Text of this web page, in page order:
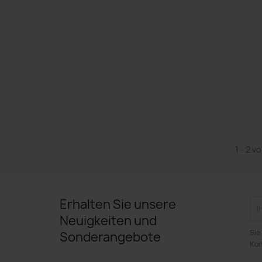
1 - 2
Erhalten Sie unsere
Neuigkeiten und
Sonderangebote